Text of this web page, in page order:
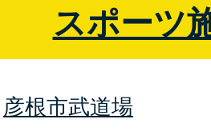
スポーツ
彦根市武道場